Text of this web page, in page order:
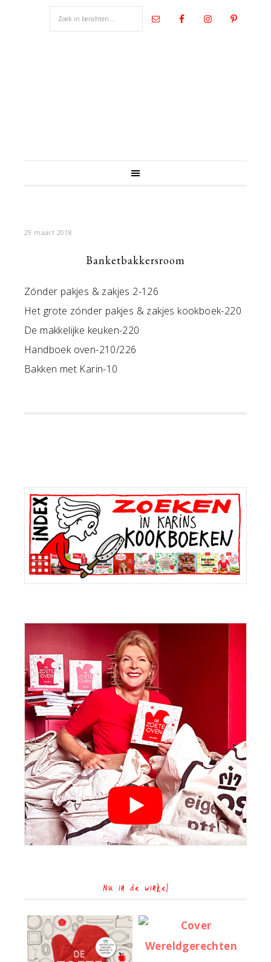
29 maart 2018
Banketbakkersroom
Zónder pakjes & zakjes 2-126
Het grote zónder pakjes & zakjes kookboek-220
De makkelijke keuken-220
Handboek oven-210/226
Bakken met Karin-10
Primaire
Sidebar
Nu in de winkel